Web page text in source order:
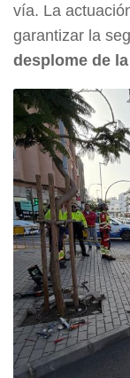
vía. La
garantizar la
desplome de